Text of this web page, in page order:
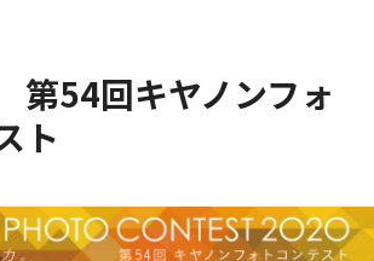
54回キヤノンフォ
ト